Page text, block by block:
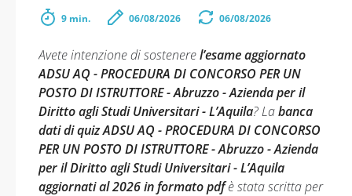
9 min. 06/08/2026 06/08/2026
Avete intenzione di sostenerel’esame aggiornato
ADSU AQ - PROCEDURA DI CONCORSO PER UN
POSTO DI ISTRUTTORE - Abruzzo - Azienda per il
Diritto agli Studi Universitari - L’Aquila? Labanca
dati di quiz ADSU AQ - PROCEDURA DI CONCORSO
PER UN POSTO DI ISTRUTTORE - Abruzzo - Azienda
per il Diritto agli Studi Universitari - L’Aquila
aggiornati al 2026 in formato pdfè stata scritta per